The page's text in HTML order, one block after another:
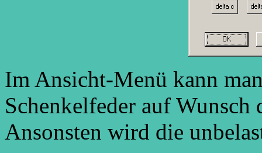
Im Ansicht-Menü kann
Schenkelfeder auf
Ansonsten wird die